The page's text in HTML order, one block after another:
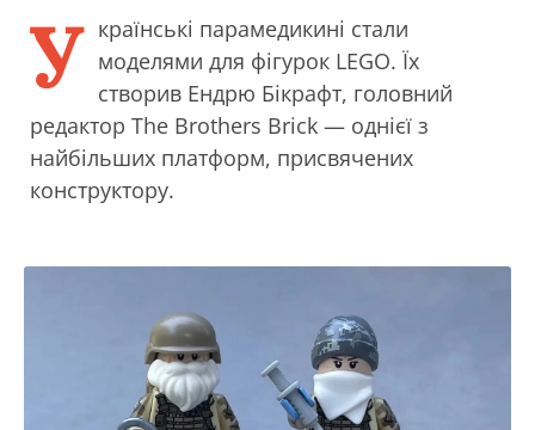
У країнські парамедикині стали
моделями для фігурок LEGO. Їх
створив Ендрю Бікрафт, головний
редактор The Brothers Brick — однієї з
найбільших платформ, присвячених
конструктору.